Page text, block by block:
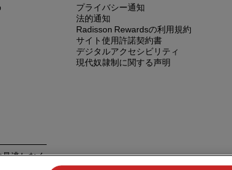
プライバシー通知
法的通知
Radisson Rewardsの利用規約
サイト使用許諾契約書
デジタルアクセシビリティ
現代奴隷制に関する声明
逃しなく